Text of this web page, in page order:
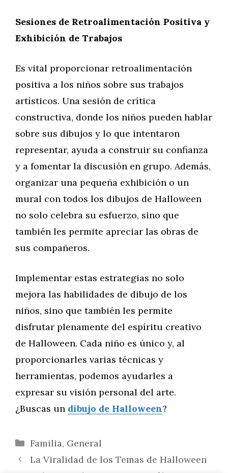
Sesiones de Retroalimentación Positiva y
Exhibición de Trabajos
Es vital proporcionar retroalimentación
positiva a los niños sobre sus trabajos
artísticos. Una sesión de crítica
constructiva, donde los niños pueden hablar
sobre sus dibujos y lo que intentaron
representar, ayuda a construir su confianza
y a fomentar la discusión en grupo. Además,
organizar una pequeña exhibición o un
mural con todos los dibujos de Halloween
no solo celebra su esfuerzo, sino que
también les permite apreciar las obras de
sus compañeros.
Implementar estas estrategias no solo
mejora las habilidades de dibujo de los
niños, sino que también les permite
disfrutar plenamente del espíritu creativo
de Halloween. Cada niño es único y, al
proporcionarles varias técnicas y
herramientas, podemos ayudarles a
expresar su visión personal del arte.
¿Buscas un dibujo de Halloween?
Categorías
Familia, General
La Viralidad de los Temas de Halloween